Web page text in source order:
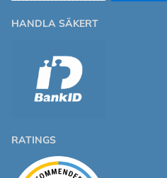
HANDLA SÄKERT
RATINGS